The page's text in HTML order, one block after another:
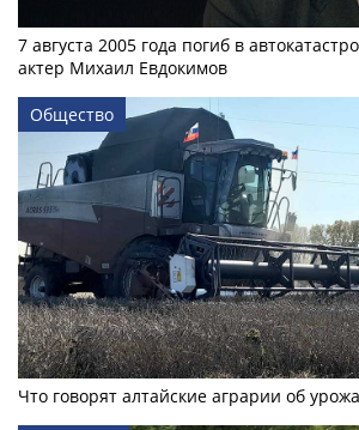
7 августа 2005 года погиб в
актер Михаил Евдокимов
Общество
Что говорят алтайские аграрии об